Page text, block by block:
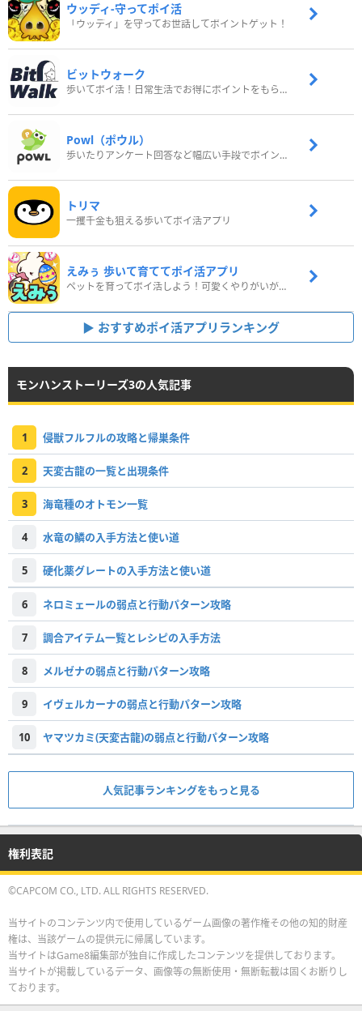
ウッディ‐守ってポイ活
「ウッディ」を守ってお世話してポイントゲット！
ビットウォーク
歩いてポイ活！日常生活でお得にポイントをもらおう
Powl（ポウル）
歩いたりアンケート回答など幅広い手段でポイントをゲット
トリマ
一攫千金も狙える歩いてポイ活アプリ
えみぅ 歩いて育ててポイ活アプリ
ペットを育ってポイ活しよう！可愛くやりがいがある新感覚アプリ
おすすめポイ活アプリランキング
モンハンストーリーズ3の人気記事
1 侵獣フルフルの攻略と帰巣条件
2 天変古龍の一覧と出現条件
3 海竜種のオトモン一覧
4 水竜の鱗の入手方法と使い道
5 硬化薬グレートの入手方法と使い道
6 ネロミェールの弱点と行動パターン攻略
7 調合アイテム一覧とレシピの入手方法
8 メルゼナの弱点と行動パターン攻略
9 イヴェルカーナの弱点と行動パターン攻略
10 ヤマツカミ(天変古龍)の弱点と行動パターン攻略
人気記事ランキングをもっと見る
権利表記
©CAPCOM CO., LTD. ALL RIGHTS RESERVED.
当サイトのコンテンツ内で使用しているゲーム画像の著作権その他の知的財産
権は、当該ゲームの提供元に帰属しています。
当サイトはGame8編集部が独自に作成したコンテンツを提供しております。
当サイトが掲載しているデータ、画像等の無断使用・無断転載は固くお断りし
ております。